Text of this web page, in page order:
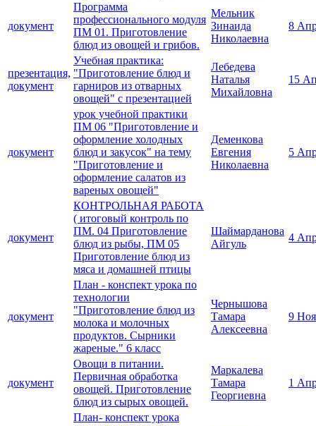
документ
Программа
профессионального модуля
ПМ 01. Приготовление
блюд из овощей и грибов.
Мельник
Зинаида
Николаевна
8
презентация,
документ
Учебная практика:
"Приготовление блюд и
гарниров из отварных
овощей" с презентацией
Лебедева
Наталья
Михайловна
15
документ
урок учебной практики
ПМ 06 "Приготовление и
оформление холодных
блюд и закусок" на тему
"Приготовление и
оформление салатов из
вареных овощей"
Деменкова
Евгения
Николаевна
5
документ
КОНТРОЛЬНАЯ РАБОТА
( итоговый контроль по
ПМ. 04 Приготовление
блюд из рыбы, ПМ 05
Приготовление блюд из
мяса и домашней птицы
Шаймарданова
Айгуль
4
документ
План - конспект урока по
технологии
"Приготовление блюд из
молока и молочных
продуктов. Сырники
жареные." 6 класс
Чернышова
Тамара
Алексеевна
9
документ
Овощи в питании.
Первичная обработка
овощей. Приготовление
блюд из сырых овощей.
Маркалева
Тамара
Георгиевна
1
План- конспект урока